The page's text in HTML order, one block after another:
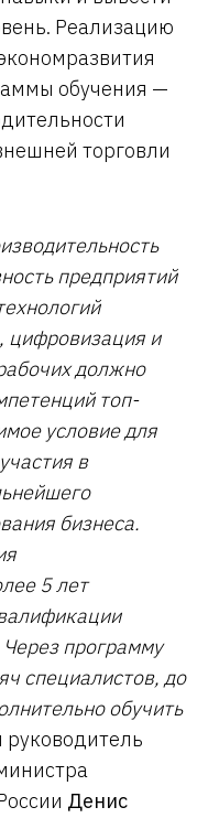
Реализацию
обучения —
торговли
предприятий
цифровизация и
должно
топ-
условие для
в
бизнеса.
5 лет
программу
специалистов, до
обучить
руководитель
Денис